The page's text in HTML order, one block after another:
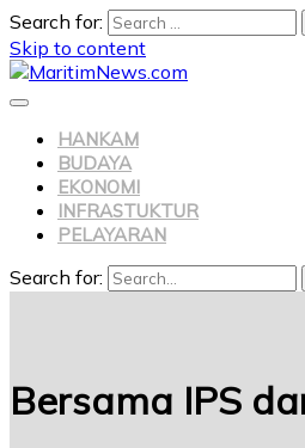
Search for:
Skip to content
HANKAM
BUDAYA
EKONOMI
INFRASTUKTUR
PELAYARAN
Search for:
Bersama IPS